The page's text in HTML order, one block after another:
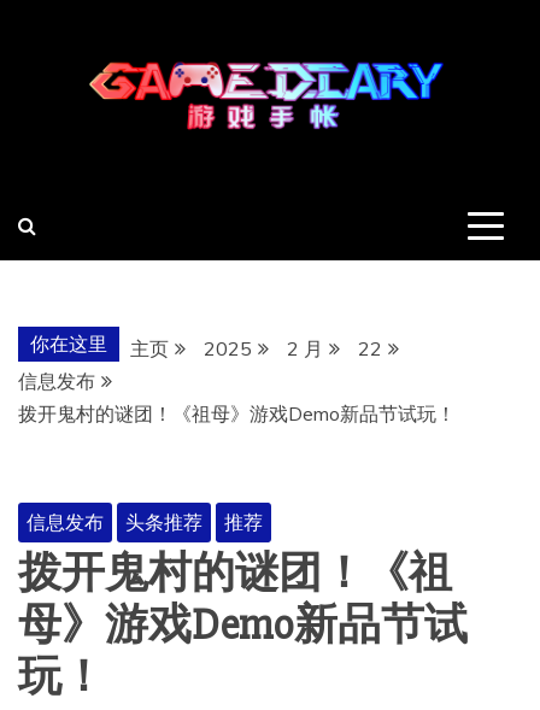
你在这里 主页 2025 2 月
22
信息发布
拨开鬼村的谜团！《祖母》游戏Demo新品节试玩！
信息发布 头条推荐 推荐
拨开鬼村的谜团！《祖
母》游戏Demo新品节试
玩！